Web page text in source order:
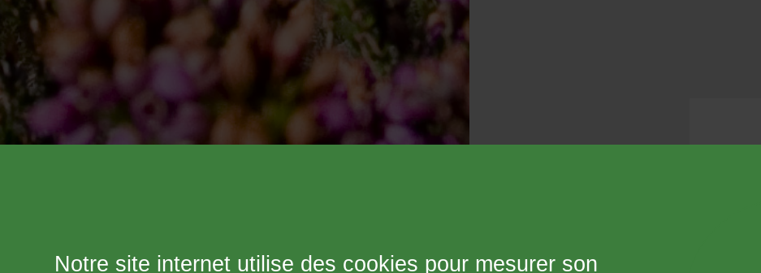
Notre site internet utilise des cookies pour mesurer son